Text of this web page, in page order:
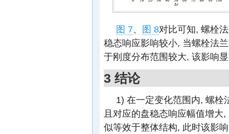
图 7、 图 8对比可知, 螺栓
稳态响应影响较小, 当螺栓法
于刚度分布范围较大, 该影响
3 结论
1) 在一定变化范围内, 螺栓
且对应的盘稳态响应幅值增
似等效于整体结构, 此时该影